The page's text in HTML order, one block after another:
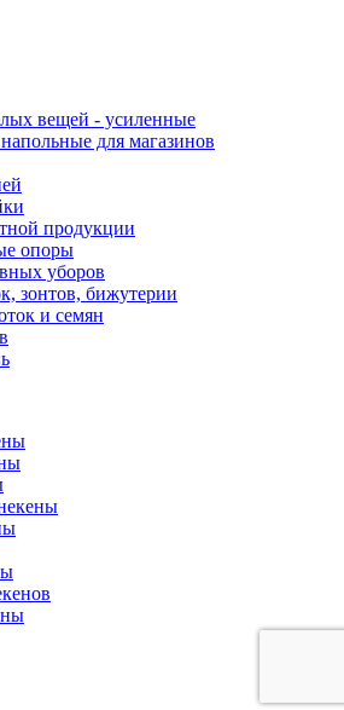
вещей - усиленные
для магазинов
продукции
опоры
уборов
зонтов, бижутерии
и семян